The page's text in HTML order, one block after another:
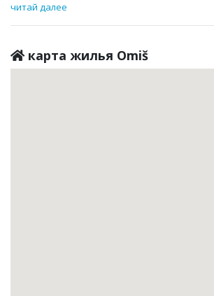
читай далее
карта жилья Omiš